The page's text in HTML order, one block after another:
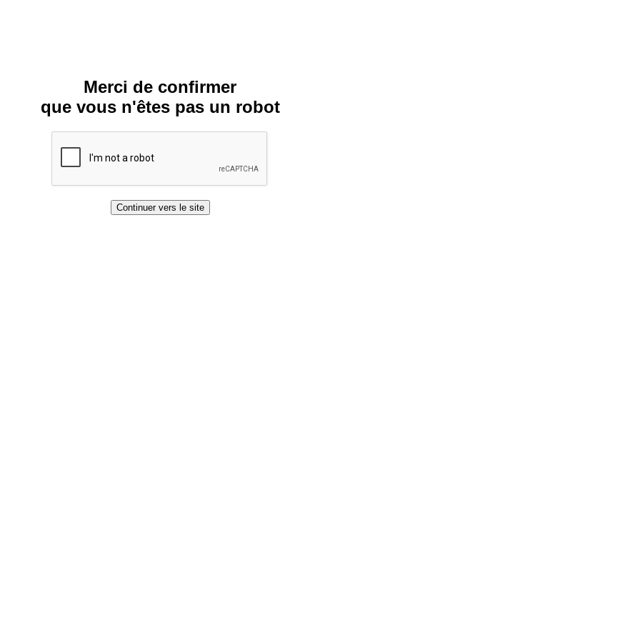
Merci de confirmer
que vous n'êtes pas un robot
Continuer vers le site